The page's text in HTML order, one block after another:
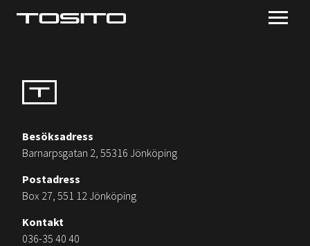
Besöksadress
Barnarpsgatan 2, 55316 Jönköping
Postadress
Box 27, 551 12 Jönköping
Kontakt
036-35 40 40